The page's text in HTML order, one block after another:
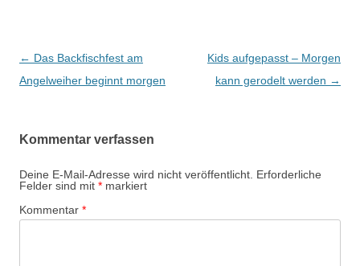
Beitrags-
Navigation
← Das Backfischfest am
Angelweiher beginnt morgen
Kids aufgepasst – Morgen
kann gerodelt werden →
Kommentar verfassen
Deine E-Mail-Adresse wird nicht veröffentlicht. Erforderliche
Felder sind mit * markiert
Kommentar *